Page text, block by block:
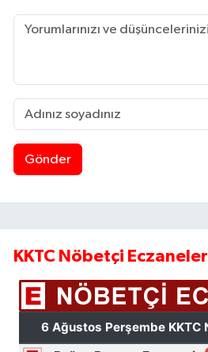
Gönder
KKTC Nöbetçi Eczaneler